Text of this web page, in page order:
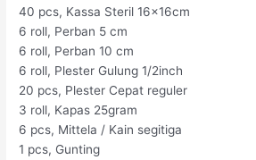
40 pcs, Kassa Steril 16x16cm
6 roll, Perban 5 cm
6 roll, Perban 10 cm
6 roll, Plester Gulung 1/2inch
20 pcs, Plester Cepat reguler
3 roll, Kapas 25gram
6 pcs, Mittela / Kain segitiga
1 pcs, Gunting